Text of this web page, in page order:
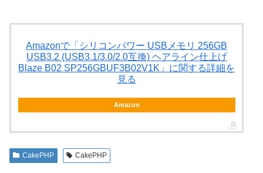
Amazonで「シリコンパワー USBメモリ 256GB
USB3.2 (USB3.1/3.0/2.0互換) ヘアライン仕上げ
Blaze B02 SP256GBUF3B02V1K」に関する詳細を
見る
Amazon
CakePHP CakePHP